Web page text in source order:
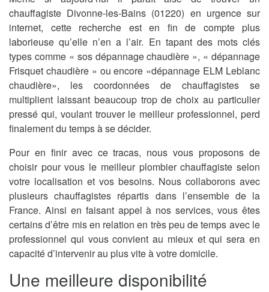
chauffagiste Divonne-les-Bains (01220) en urgence sur
internet, cette recherche est en fin de compte plus
laborieuse qu’elle n’en a l’air. En tapant des mots clés
types comme « sos dépannage chaudière », « dépannage
Frisquet chaudière » ou encore «dépannage ELM Leblanc
chaudière», les coordonnées de chauffagistes se
multiplient laissant beaucoup trop de choix au particulier
pressé qui, voulant trouver le meilleur professionnel, perd
finalement du temps à se décider.
Pour en finir avec ce tracas, nous vous proposons de
choisir pour vous le meilleur plombier chauffagiste selon
votre localisation et vos besoins. Nous collaborons avec
plusieurs chauffagistes répartis dans l’ensemble de la
France. Ainsi en faisant appel à nos services, vous êtes
certains d’être mis en relation en très peu de temps avec le
professionnel qui vous convient au mieux et qui sera en
capacité d’intervenir au plus vite à votre domicile.
Une meilleure disponibilité